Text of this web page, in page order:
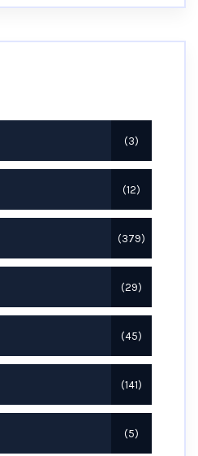
3
12
379
29
45
141
5